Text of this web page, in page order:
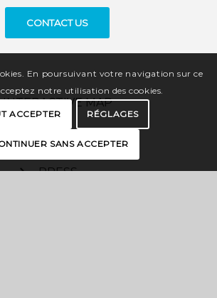
CONTACT US
INTERACTIVE MAP
PRESS
En poursuivant votre navigation sur ce
notre utilisation des cookies.
ACCEPTER RÉGLAGES
SANS ACCEPTER